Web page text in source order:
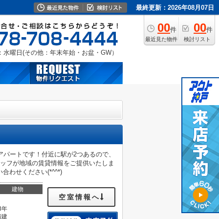
最終更新：2026年08月07日
00件
最近見た物件
00件
検討リスト
水曜日(その他：年末年始・お盆・GW）
ートです！付近に駅が2つあるので、
フが地域の賃貸情報をご提供いたしま
合わせください(*^^*)
建物
年
建
空室情報へ